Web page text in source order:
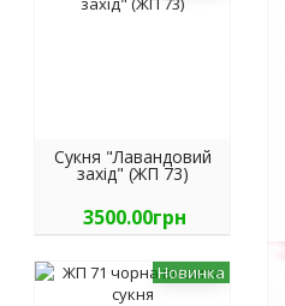
Сукня "Лавандовий
захід" (ЖП 73)
3500.00грн
Новинка